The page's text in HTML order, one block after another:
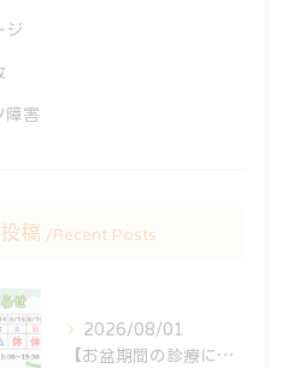
ジ
障害
稿 Recent Posts
2026/08/01
【お盆期間の診療について🎑】